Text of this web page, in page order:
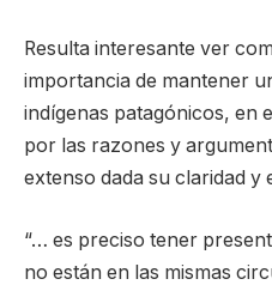
Resulta interesante ver
importancia de mantener
indígenas patagónicos, en
por las razones y
extenso dada su claridad y
“… es preciso tener
no están en las mismas